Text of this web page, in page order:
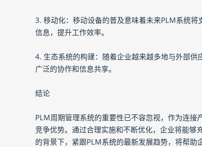
3. 移动化：移动设备的普及意味着未来PLM系统
信息，提升工作效率。
4. 生态系统的构建：随着企业越来越多地与外部
广泛的协作和信息共享。
结论
PLM周期管理系统的重要性已不容忽视，作为连
竞争优势。通过合理实施和不断优化，企业将能
的背景下，紧跟PLM系统的最新发展趋势，将帮助